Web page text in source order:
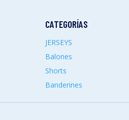
CATEGORÍAS
JERSEYS
Balones
Shorts
Banderines